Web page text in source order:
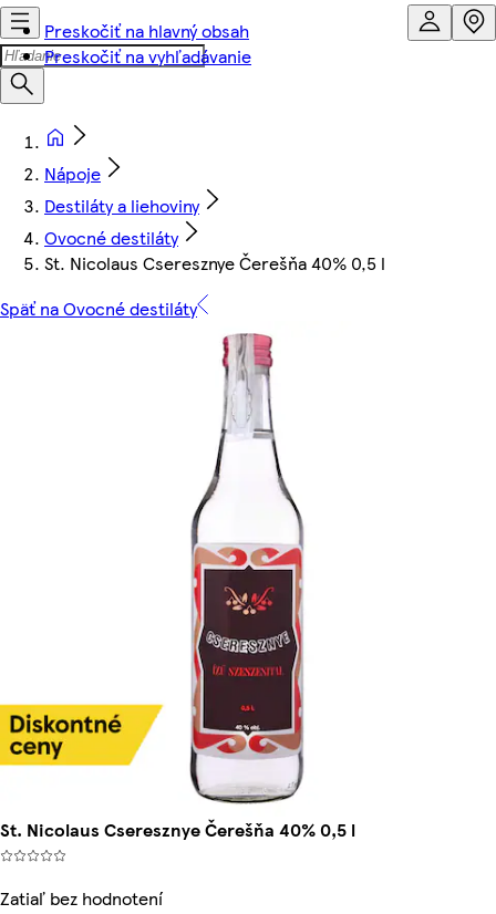
Preskočiť na hlavný obsah
Preskočiť na vyhľadávanie
Nápoje
Destiláty a liehoviny
Ovocné destiláty
St. Nicolaus Cseresznye Čerešňa 40% 0,5 l
Späť na Ovocné destiláty
St. Nicolaus Cseresznye Čerešňa 40% 0,5 l
Zatiaľ bez hodnotení